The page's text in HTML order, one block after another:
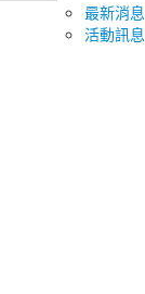
最新消息
活動訊息